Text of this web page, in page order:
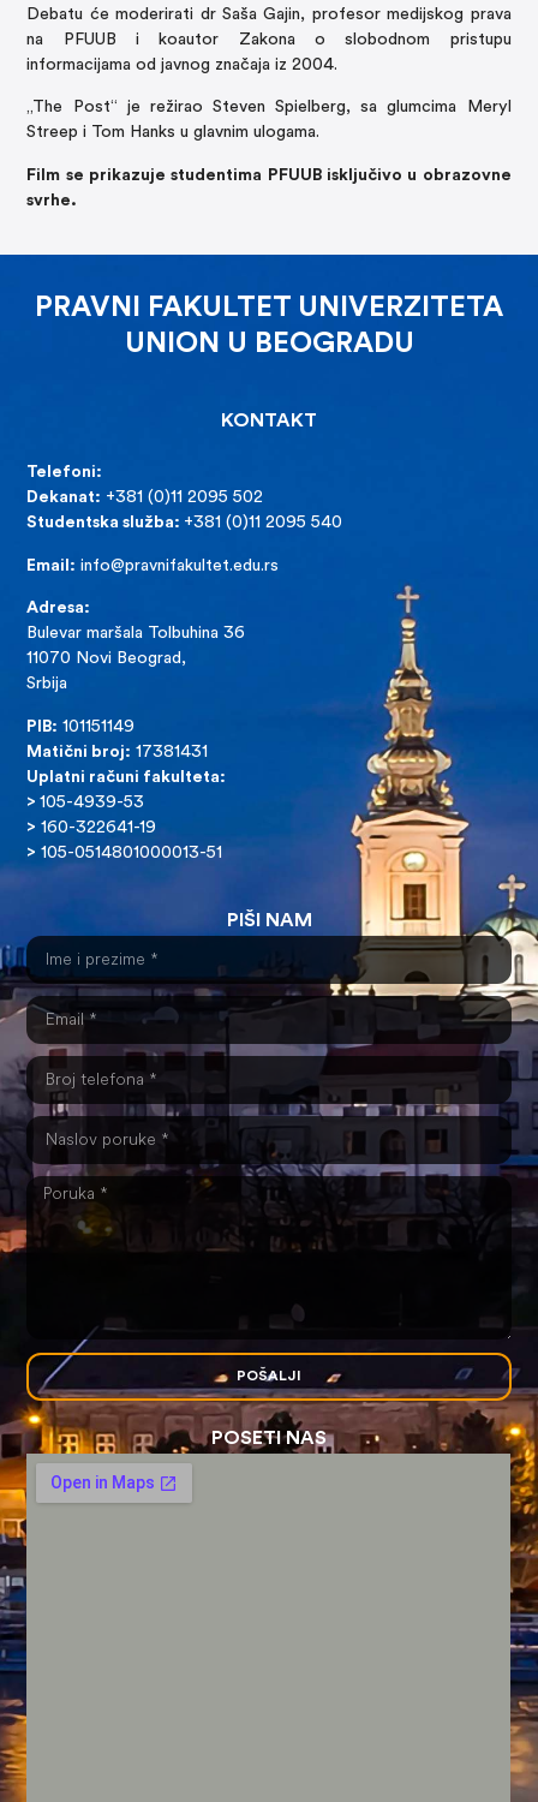
Debatu će moderirati dr Saša Gajin, profesor medijskog prava
na PFUUB i koautor Zakona o slobodnom pristupu
informacijama od javnog značaja iz 2004.
„The Post“ je režirao Steven Spielberg, sa glumcima Meryl
Streep i Tom Hanks u glavnim ulogama.
Film se prikazuje studentima PFUUB isključivo u obrazovne
svrhe.
PRAVNI FAKULTET UNIVERZITETA
UNION U BEOGRADU
KONTAKT
Telefoni:
Dekanat: +381 (0)11 2095 502
Studentska služba: +381 (0)11 2095 540
Email: info@pravnifakultet.edu.rs
Adresa:
Bulevar maršala Tolbuhina 36
11070 Novi Beograd,
Srbija
PIB: 101151149
Matični broj: 17381431
Uplatni računi fakulteta:
>105-4939-53
> 160-322641-19
> 105-0514801000013-51
PIŠI NAM
POŠALJI
POSETI NAS